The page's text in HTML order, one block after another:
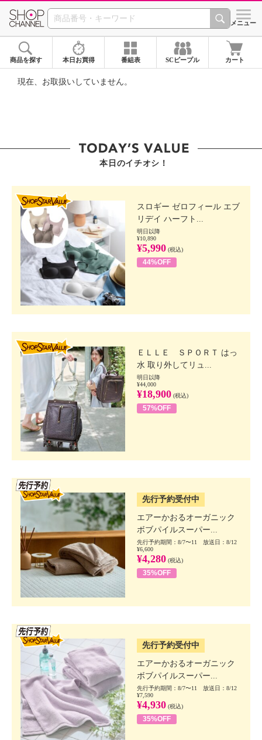
SHOP CHANNEL ショッ
メニュー
商品を探す 本日お買得 番組表 SCピープル カート
現在、お取扱いしていません。
本日のイチオシ！
スロギー ゼロフィール エブ
リデイ ハーフト...
明日以降
¥10,890
¥5,990 (税込)
44%OFF
ＥＬＬＥ ＳＰＯＲＴ はっ
水 取り外してリュ...
明日以降
¥44,000
¥18,900 (税込)
57%OFF
先行予約受付中
エアーかおるオーガニック
ボブパイルスーパー...
先行予約期間：8/7〜11 放送日：8/12
¥6,600
¥4,280 (税込)
35%OFF
先行予約受付中
エアーかおるオーガニック
ボブパイルスーパー...
先行予約期間：8/7〜11 放送日：8/12
¥7,590
¥4,930 (税込)
35%OFF